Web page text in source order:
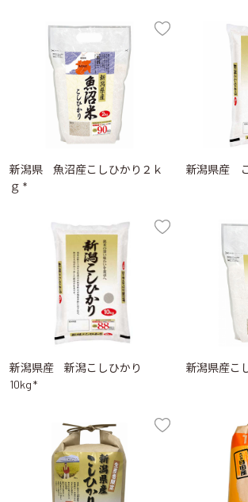
新潟県 魚沼産こしひかり２ｋ
ｇ *
新潟県産
新潟県産 新潟こしひかり
10kg *
新潟県産こ